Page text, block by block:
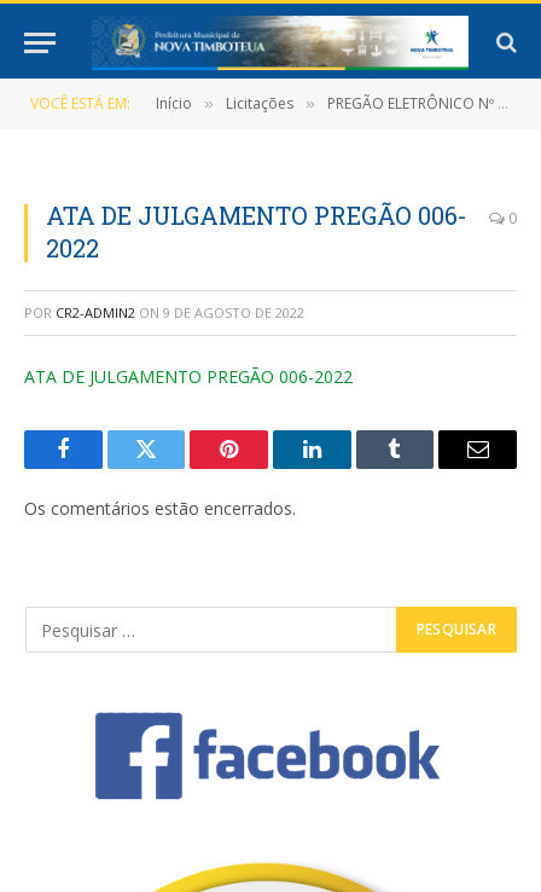
VOCÊ ESTÁ EM: Início » Licitações » PREGÃO ELETRÔNICO Nº 006/2022 (REGISTRO DE PREÇOS QUE OBJETIVA A CONTRATAÇÃO DE PESSOA JURÍDICA PARA FORNECIMENTO DE PEÇAS E SERVIÇOS MECÂNICOS PARA CAMINHÕES E ÔNIBUS E SERVIÇOS DE TORNO E SOLDA DA FROTA MUNICIPAL EM ATENDIMENTO A PREFEITURA, SECRETARIAS E FUNDOS)
ATA DE JULGAMENTO PREGÃO 006-
2022
0
POR CR2-ADMIN2 ON 9 DE AGOSTO DE 2022
ATA DE JULGAMENTO PREGÃO 006-2022
FacebookTwitter Pinterest LinkedInTumblr
E-
Os comentários estão encerrados.